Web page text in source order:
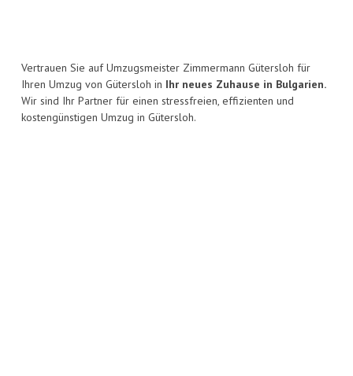
Vertrauen Sie auf Umzugsmeister Zimmermann Gütersloh für
Ihren Umzug von Gütersloh in Ihr neues Zuhause in Bulgarien.
Wir sind Ihr Partner für einen stressfreien, effizienten und
kostengünstigen Umzug in Gütersloh.